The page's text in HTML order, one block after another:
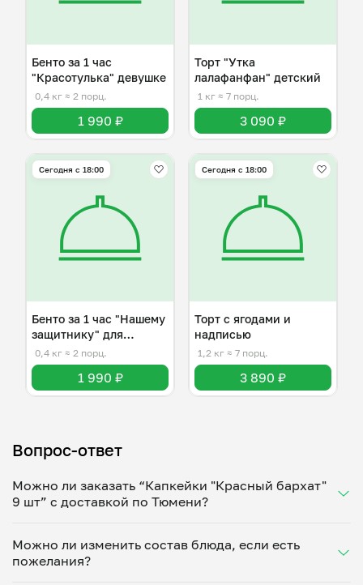
Бенто за 1 час
"Красотулька" девушке
0,4 кг ≈ 2 порц.
1 990 ₽
Торт "Утка
лалафанфан" детский
1 кг ≈ 7 порц.
3 090 ₽
Сегодня с 18:00
Бенто за 1 час "Нашему
защитнику" для
мужчины
0,4 кг ≈ 2 порц.
1 990 ₽
Сегодня с 18:00
Торт с ягодами и
надписью
1,2 кг ≈ 7 порц.
3 890 ₽
Вопрос-ответ
Можно ли заказать “Капкейки "Красный бархат"
9 шт” с доставкой по Тюмени?
Укажите удобное время — и получите свежее
домашнее блюдо в большой порции прямо с плиты.
Можно ли изменить состав блюда, если есть
пожелания?